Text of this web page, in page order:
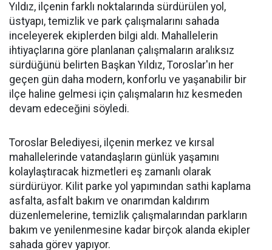
Yıldız, ilçenin farklı noktalarında sürdürülen yol,
üstyapı, temizlik ve park çalışmalarını sahada
inceleyerek ekiplerden bilgi aldı. Mahallelerin
ihtiyaçlarına göre planlanan çalışmaların aralıksız
sürdüğünü belirten Başkan Yıldız, Toroslar'ın her
geçen gün daha modern, konforlu ve yaşanabilir bir
ilçe haline gelmesi için çalışmaların hız kesmeden
devam edeceğini söyledi.
Toroslar Belediyesi, ilçenin merkez ve kırsal
mahallelerinde vatandaşların günlük yaşamını
kolaylaştıracak hizmetleri eş zamanlı olarak
sürdürüyor. Kilit parke yol yapımından sathi kaplama
asfalta, asfalt bakım ve onarımdan kaldırım
düzenlemelerine, temizlik çalışmalarından parkların
bakım ve yenilenmesine kadar birçok alanda ekipler
sahada görev yapıyor.